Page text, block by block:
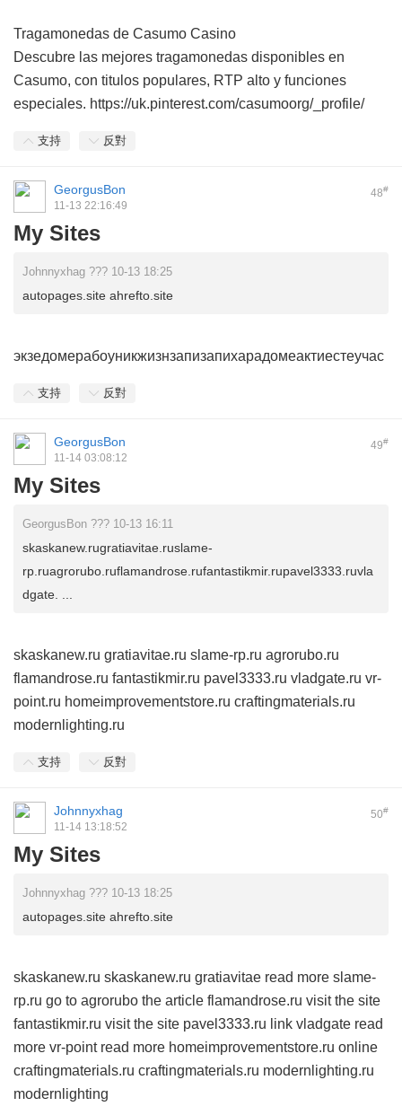
Tragamonedas de Casumo Casino
Descubre las mejores tragamonedas disponibles en
Casumo, con titulos populares, RTP alto y funciones
especiales. https://uk.pinterest.com/casumoorg/_profile/
支持 反對
48#
GeorgusBon
11-13 22:16:49
My Sites
Johnnyxhag ??? 10-13 18:25
autopages.site ahrefto.site
экзедомерабоуникжизнзапизапихарадомеактиестеучас
支持 反對
49#
GeorgusBon
11-14 03:08:12
My Sites
GeorgusBon ??? 10-13 16:11
skaskanew.rugratiavitae.ruslame-
rp.ruagrorubo.ruflamandrose.rufantastikmir.rupavel3333.ruvla
dgate. ...
skaskanew.ru gratiavitae.ru slame-rp.ru agrorubo.ru
flamandrose.ru fantastikmir.ru pavel3333.ru vladgate.ru vr-
point.ru homeimprovementstore.ru craftingmaterials.ru
modernlighting.ru
支持 反對
50#
Johnnyxhag
11-14 13:18:52
My Sites
Johnnyxhag ??? 10-13 18:25
autopages.site ahrefto.site
skaskanew.ru skaskanew.ru gratiavitae read more slame-
rp.ru go to agrorubo the article flamandrose.ru visit the site
fantastikmir.ru visit the site pavel3333.ru link vladgate read
more vr-point read more homeimprovementstore.ru online
craftingmaterials.ru craftingmaterials.ru modernlighting.ru
modernlighting